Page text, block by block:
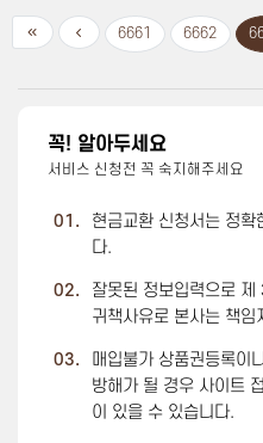
6661 6662
꼭! 알아두세요
서비스 신청전 꼭 숙지해주세요
01.
현금교환 신청서는 정확
다.
02.
잘못된 정보입력으로
귀책사유로 본사는 책임
03.
매입불가 상품권등록이
방해가 될 경우 사이트
이 있을 수 있습니다.